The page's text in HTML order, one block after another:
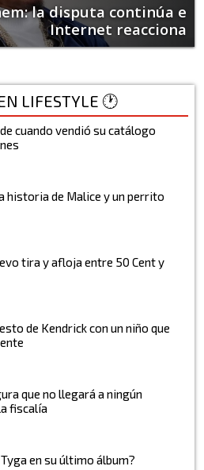
la disputa continúa e
Internet reacciona
LIFESTYLE 🕐
cuando vendió su catálogo
historia de Malice y un perrito
tira y afloja entre 50 Cent y
de Kendrick con un niño que
que no llegará a ningún
fiscalía
Tyga en su último álbum?